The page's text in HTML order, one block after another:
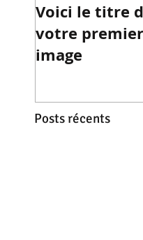
Voici le titre
votre
image
Posts récents